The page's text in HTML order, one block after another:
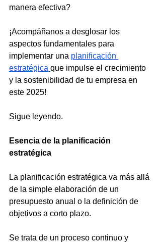
manera efectiva?
¡Acompáñanos a desglosar los
aspectos fundamentales para
implementar una planificación
estratégica que impulse el crecimiento
y la sostenibilidad de tu empresa en
este 2025!
Sigue leyendo.
Esencia de la planificación
estratégica
La planificación estratégica va más allá
de la simple elaboración de un
presupuesto anual o la definición de
objetivos a corto plazo.
Se trata de un proceso continuo y